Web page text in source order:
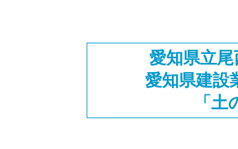
愛知県立
愛知県建設
「